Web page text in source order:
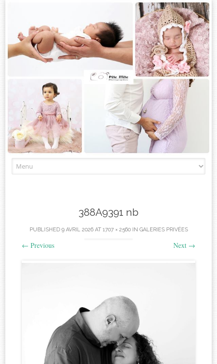
to
388A9391 nb
PUBLISHED 9 AVRIL 2026AT 1707 × 2560IN GALERIES PRIVÉES
← Previous Next →